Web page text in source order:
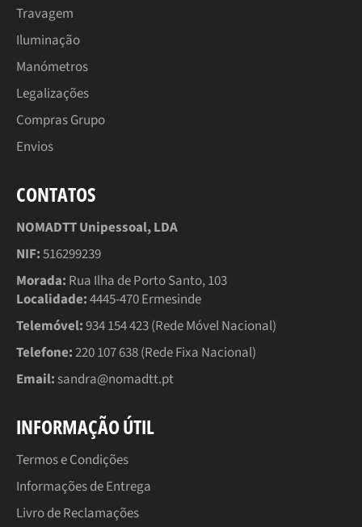
Travagem
Iluminação
Manómetros
Legalizações
Compras Grupo
Envios
CONTATOS
NOMADTT Unipessoal, LDA
NIF:516299239
Morada: Rua Ilha de Porto Santo, 103
Localidade:4445-470 Ermesinde
Telemóvel:934 154 423 (Rede Móvel Nacional)
Telefone:220 107 638 (Rede Fixa Nacional)
Email: sandra@nomadtt.pt
INFORMAÇÃO ÚTIL
Termos e Condições
Informações de Entrega
Livro de Reclamações